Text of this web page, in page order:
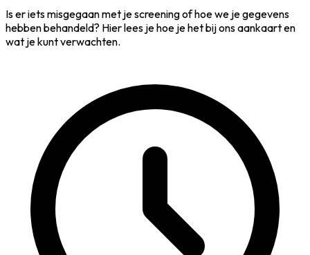
Is er iets misgegaan met je screening of hoe we je gegevens
hebben behandeld? Hier lees je hoe je het bij ons aankaart en
wat je kunt verwachten.